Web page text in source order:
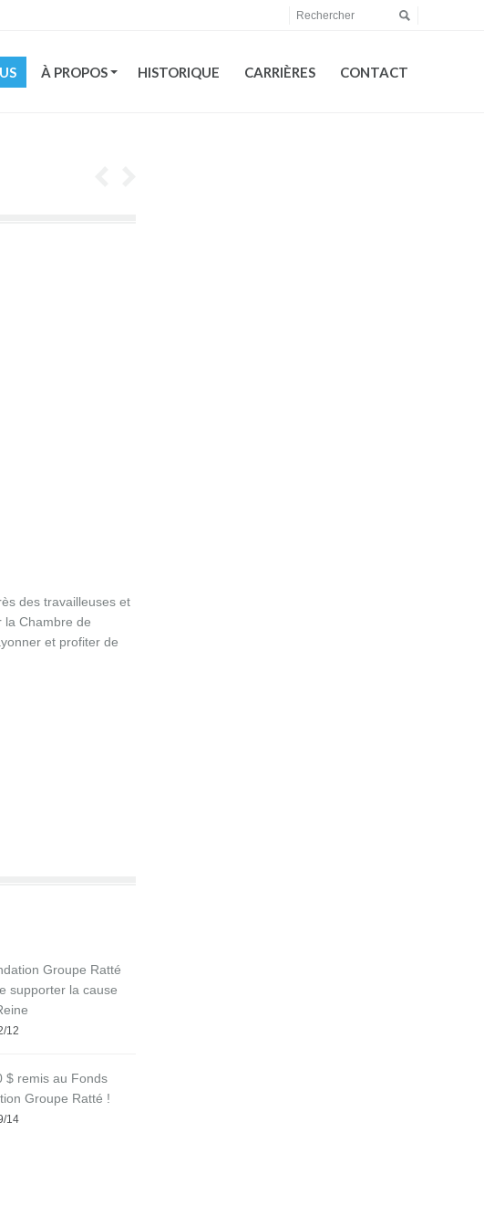
À PROPOS HISTORIQUE CARRIÈRES CONTACT
des travailleuses et
la Chambre de
et profiter de
Groupe Ratté
supporter la cause
12
$ remis au Fonds
Groupe Ratté !
14